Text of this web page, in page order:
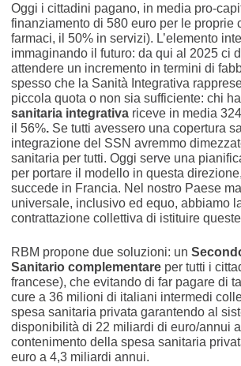
Oggi i cittadini pagano, in media pro-
finanziamento di 580 euro per le proprie
farmaci, il 50% in servizi). L’elemento
immaginando il futuro: da qui al 2025 ci
attendere un incremento in termini di
spesso che la Sanità Integrativa
piccola quota o non sia sufficiente: chi
sanitaria integrativa riceve in media
il 56%.Se tutti avessero una copertura
integrazione del SSN avremmo
sanitaria per tutti. Oggi serve una
per portare il modello in questa
succede in Francia. Nel nostro Paese
universale, inclusivo ed equo, abbiamo
contrattazione collettiva di istituire queste
RBM propone due soluzioni: un
Sanitario complementare per tutti i
francese), che evitando di far pagare di
cure a 36 milioni di italiani intermedi
spesa sanitaria privata garantendo al
disponibilità di 22 miliardi di euro/annui
contenimento della spesa sanitaria
euro a 4,3 miliardi annui.